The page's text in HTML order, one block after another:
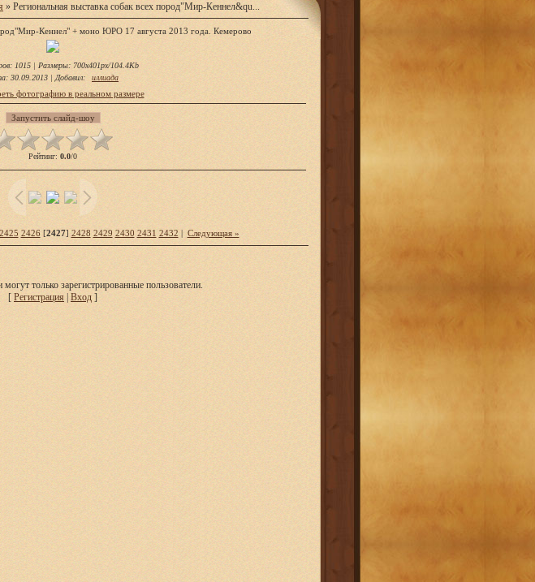
» Региональная выставка собак всех пород"Мир-Кеннел&qu...
Кеннел" + моно ЮРО 17 августа 2013 года. Кемерово
: 1015 | Размеры: 700x401px/104.4Kb
: 30.09.2013 | Добавил: иллиада
фотографию в реальном размере
Рейтинг: 0.0/0
2425 2426[2427] 2428 2429 2430 2431 2432 | Следующая »
только зарегистрированные пользователи.
[ Регистрация Вход ]